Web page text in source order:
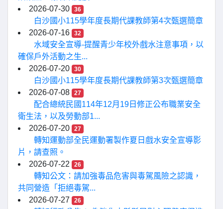
2026-07-30
36
白沙國小115學年度長期代課教師第4次甄選簡章
2026-07-16
32
水域安全宣導-提醒青少年校外戲水注意事項，以
確保戶外活動之生...
2026-07-20
30
白沙國小115學年度長期代課教師第3次甄選簡章
2026-07-08
27
配合總統民國114年12月19日修正公布職業安全
衛生法，以及勞動部1...
2026-07-20
27
轉知運動部全民運動署製作夏日戲水安全宣導影
片，請查照。
2026-07-22
26
轉知公文：請加強毒品危害與毒駕風險之認識，
共同營造「拒絕毒駕...
2026-07-27
26